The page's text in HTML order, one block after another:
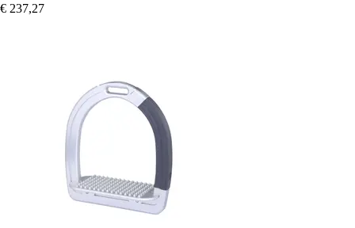
€ 237,27